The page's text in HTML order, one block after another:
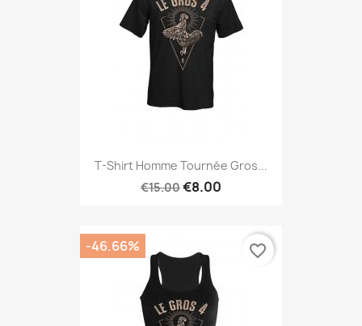
T-Shirt Homme Tournée Gros...
€15.00€8.00
-46.66% favorite_border